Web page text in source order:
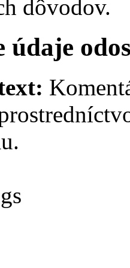
dôvodov.
údaje